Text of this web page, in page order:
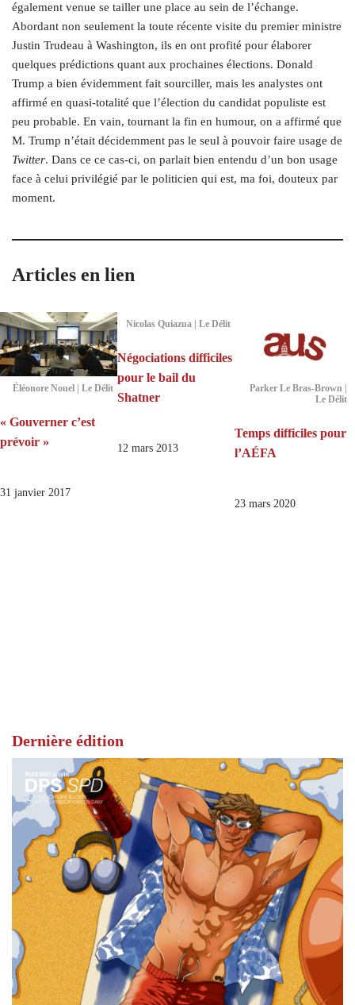
également venue se tailler une place au sein de l’échange.
Abordant non seulement la toute récente visite du premier ministre
Justin Trudeau à Washington, ils en ont profité pour élaborer
quelques prédictions quant aux prochaines élections. Donald
Trump a bien évidemment fait sourciller, mais les analystes ont
affirmé en quasi-totalité que l’élection du candidat populiste est
peu probable. En vain, tournant la fin en humour, on a affirmé que
M. Trump n’était décidemment pas le seul à pouvoir faire usage de
Twitter. Dans ce ce cas-ci, on parlait bien entendu d’un bon usage
face à celui privilégié par le politicien qui est, ma foi, douteux par
moment.
Articles en lien
Éléonore Nouel | Le Délit
« Gouverner c’est
prévoir »
31 janvier 2017
Nicolas Quiazua | Le Délit
Négociations difficiles
pour le bail du
Shatner
12 mars 2013
Parker Le Bras-Brown |
Le Délit
Temps difficiles pour
l’AÉFA
23 mars 2020
Dernière édition